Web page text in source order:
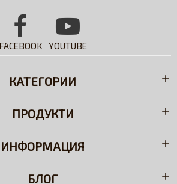
FACEBOOK YOUTUBE
КАТЕГОРИИ
ПРОДУКТИ
ИНФОРМАЦИЯ
БЛОГ